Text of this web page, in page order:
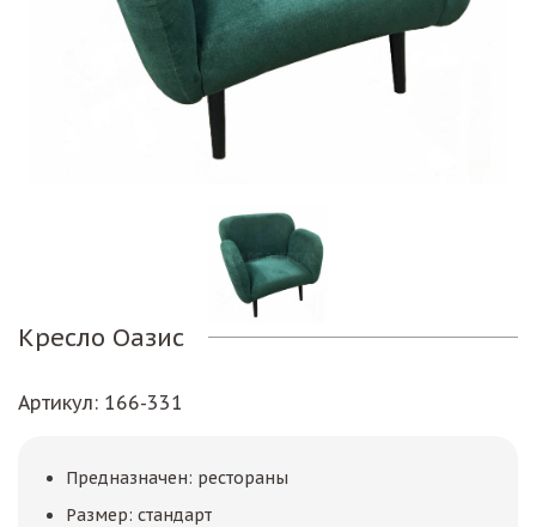
Кресло Оазис
Артикул: 166-331
Предназначен: рестораны
Размер: стандарт